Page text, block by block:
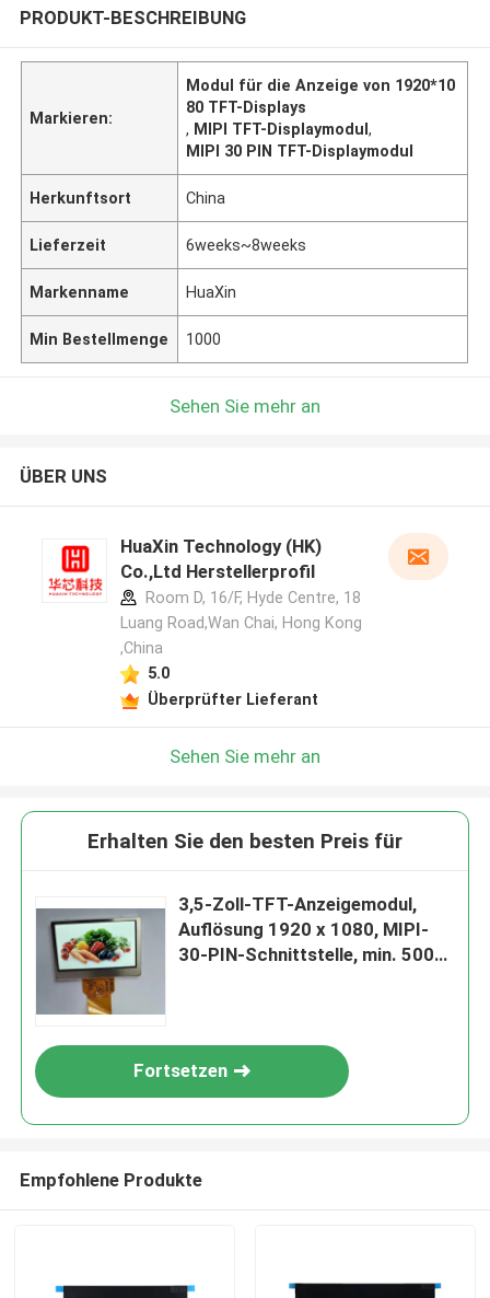
PRODUKT-BESCHREIBUNG
Markieren:
Modul für die Anzeige von 1920*10
80 TFT-Displays
, MIPI TFT-Displaymodul,
MIPI 30 PIN TFT-Displaymodul
Herkunftsort China
Lieferzeit 6weeks~8weeks
Markenname HuaXin
Min Bestellmenge 1000
Sehen Sie mehr an
ÜBER UNS
HuaXin Technology (HK)
Co.,Ltd Herstellerprofil
Room D, 16/F, Hyde Centre, 18
Luang Road,Wan Chai, Hong Kong
,China
5.0
Überprüfter Lieferant
Sehen Sie mehr an
Erhalten Sie den besten Preis für
3,5-Zoll-TFT-Anzeigemodul,
Auflösung 1920 x 1080, MIPI-
30-PIN-Schnittstelle, min. 500
Fortsetzen
Empfohlene Produkte